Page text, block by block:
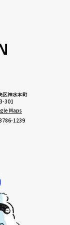
区神水本町
301
Maps
1239